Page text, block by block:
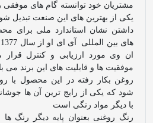
مشتریان خود توانسته گام های موفقی
یکی از بهترین های این صنعت تبدیل
داشتن نشان استاندارد ملی برای
ان وی مورد ارزیابی و کنترل
موفقیت ها و قابلیت های این برند می
روغن بکار رفته در این محصول با
شود که یکی از رایج ترین آن ها
با دیگر مواد رنگی است
رنگ روغنی بعنوان پایه دیگر رنگ